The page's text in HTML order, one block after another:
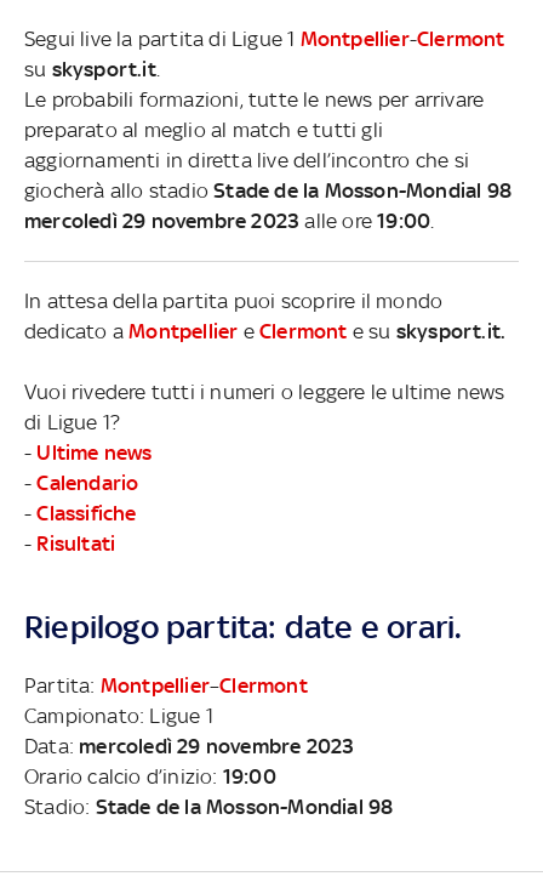
Segui live la partita di Ligue 1 Montpellier-Clermont
su skysport.it.
Le probabili formazioni, tutte le news per arrivare
preparato al meglio al match e tutti gli
aggiornamenti in diretta live dell’incontro che si
giocherà allo stadioStade de la Mosson-Mondial 98
mercoledì 29 novembre 2023 alle ore19:00
In attesa della partita puoi scoprire il mondo
dedicato aMontpellier eClermont e su skysport.it.
Vuoi rivedere tutti i numeri o leggere le ultime news
di Ligue 1?
- Ultime news
-Calendario
-Classifiche
- Risultati
Riepilogo partita: date e orari.
Partita: Montpellier–Clermont
Campionato: Ligue 1
Data: mercoledì 29 novembre 2023
Orario calcio d’inizio: 19:00
Stadio: Stade de la Mosson-Mondial 98